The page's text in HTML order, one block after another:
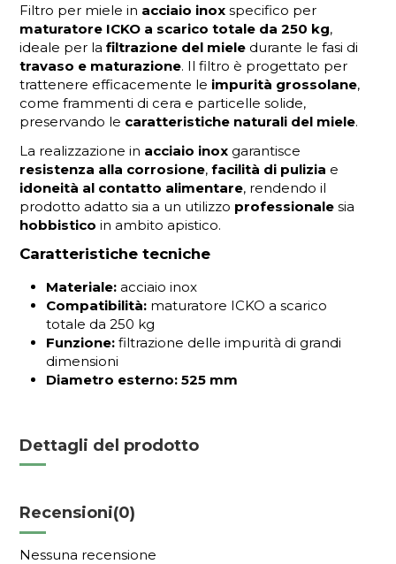
Filtro per miele in acciaio inox specifico per
maturatore ICKO a scarico totale da 250 kg,
ideale per lafiltrazione del miele durante le fasi di
travaso e maturazione. Il filtro è progettato per
trattenere efficacemente le impurità grossolane,
come frammenti di cera e particelle solide,
preservando le caratteristiche naturali del miele.
La realizzazione in acciaio inox garantisce
resistenza alla corrosione,facilità di pulizia e
idoneità al contatto alimentare, rendendo il
prodotto adatto sia a un utilizzo professionale sia
hobbistico in ambito apistico.
Caratteristiche tecniche
Materiale: acciaio inox
Compatibilità: maturatore ICKO a scarico
totale da 250 kg
Funzione: filtrazione delle impurità di grandi
dimensioni
Diametro esterno: 525 mm
Dettagli del prodotto
Recensioni(0)
Nessuna recensione